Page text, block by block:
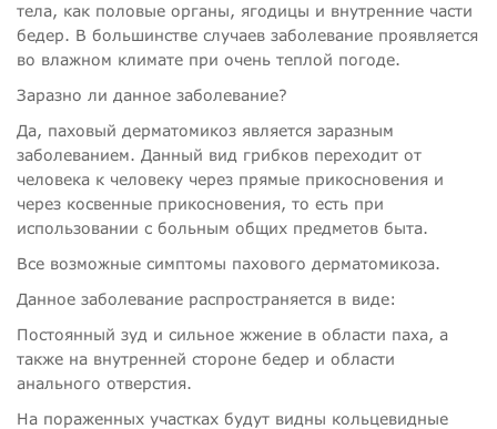
тела, как половые органы, ягодицы и внутренние части
бедер. В большинстве случаев заболевание проявляется
во влажном климате при очень теплой погоде.
Заразно ли данное заболевание?
Да, паховый дерматомикоз является заразным
заболеванием. Данный вид грибков переходит от
человека к человеку через прямые прикосновения и
через косвенные прикосновения, то есть при
использовании с больным общих предметов быта.
Все возможные симптомы пахового дерматомикоза.
Данное заболевание распространяется в виде:
Постоянный зуд и сильное жжение в области паха, а
также на внутренней стороне бедер и области
анального отверстия.
На пораженных участках будут видны кольцевидные